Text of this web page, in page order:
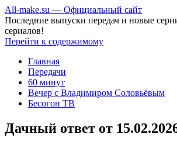
All-make.su — Официальный сайт
Последние выпуски передач и новые
сериалов!
Перейти к содержимому
Главная
Передачи
60 минут
Вечер с Владимиром Соловьёвым
Бесогон ТВ
Дачный ответ от